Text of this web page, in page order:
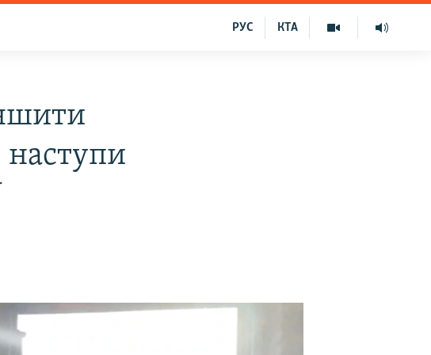
КТА
РУС
наступи